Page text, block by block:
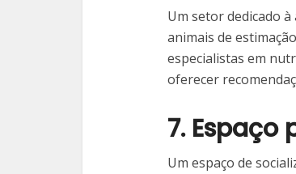
Um setor dedicado
animais de
especialistas em
oferecer
7. Espaço
Um espaço de